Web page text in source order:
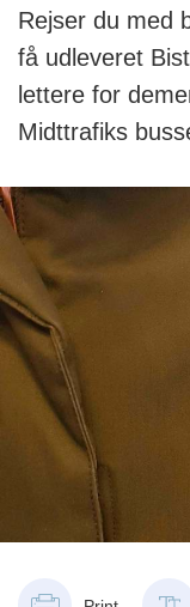
Rejser du med
få udleveret
lettere for
Midttrafiks